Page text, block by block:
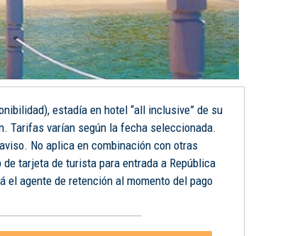
estadía en hotel “all inclusive” de su
Tarifas varían según la fecha seleccionada.
No aplica en combinación con otras
tarjeta de turista para entrada a República
el agente de retención al momento del pago